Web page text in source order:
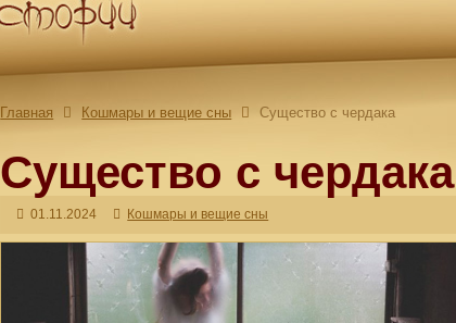
Главная Кошмары и вещие сны Существо с чердака
Существо с чердака
01.11.2024 Кошмары и вещие сны